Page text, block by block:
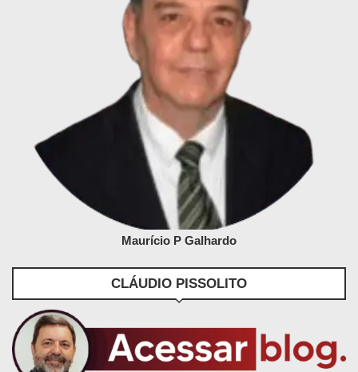
Maurício P Galhardo
CLÁUDIO PISSOLITO